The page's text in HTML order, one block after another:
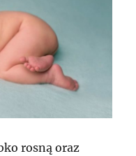
rosną oraz